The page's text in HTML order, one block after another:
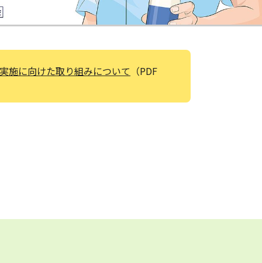
施に向けた取り組みについて （PDF